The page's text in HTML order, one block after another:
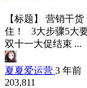
【标题】 营销干
住！ 3大步骤5大
双十一大促结束 ...
夏夏爱运营 3 年前
203,811